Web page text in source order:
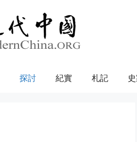
探討 紀實 札記